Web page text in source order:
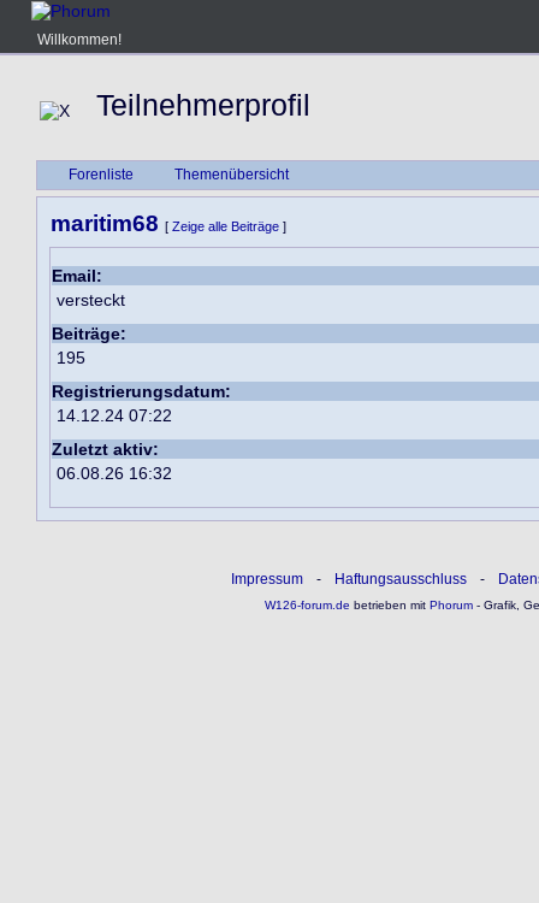
Willkommen!
Teilnehmerprofil
Forenliste Themenübersicht
maritim68 [ Zeige alle Beiträge ]
Email:
versteckt
Beiträge:
195
Registrierungsdatum:
14.12.24 07:22
Zuletzt aktiv:
06.08.26 16:32
Impressum - Haftungsausschluss -
W126-forum.de betrieben mitPhorum- Grafik,